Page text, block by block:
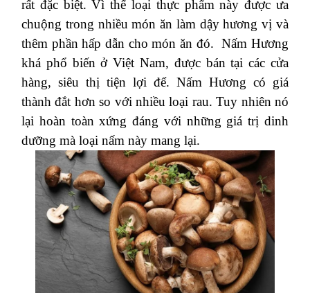
rất đặc biệt. Vì thế loại thực phẩm này được ưa
chuộng trong nhiều món ăn làm dậy hương vị và
thêm phần hấp dẫn cho món ăn đó. Nấm Hương
khá phổ biến ở Việt Nam, được bán tại các cửa
hàng, siêu thị tiện lợi để. Nấm Hương có giá
thành đắt hơn so với nhiều loại rau. Tuy nhiên nó
lại hoàn toàn xứng đáng với những giá trị dinh
dưỡng mà loại nấm này mang lại.